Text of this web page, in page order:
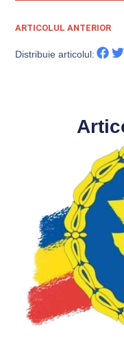
ARTICOLUL ANTERIOR
Distribuie articolul: